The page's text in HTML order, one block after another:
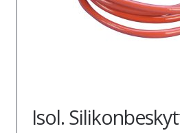
Isol.